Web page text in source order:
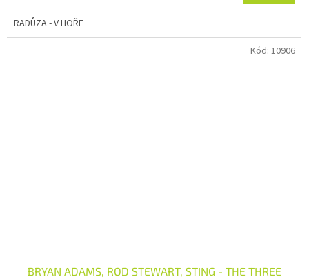
RADŮZA - V HOŘE
BRYAN ADAMS, ROD STEWART, STING - THE THREE
Kód: 10906